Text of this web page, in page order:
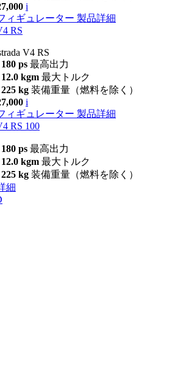
i
ィギュレーター 製品詳細
RS
V4 RS
180 ps 最高出力
12.0 kgm 最大トルク
225 kg 装備重量（燃料を除く）
i
ィギュレーター 製品詳細
RS 100
180 ps 最高出力
12.0 kgm 最大トルク
225 kg 装備重量（燃料を除く）
細